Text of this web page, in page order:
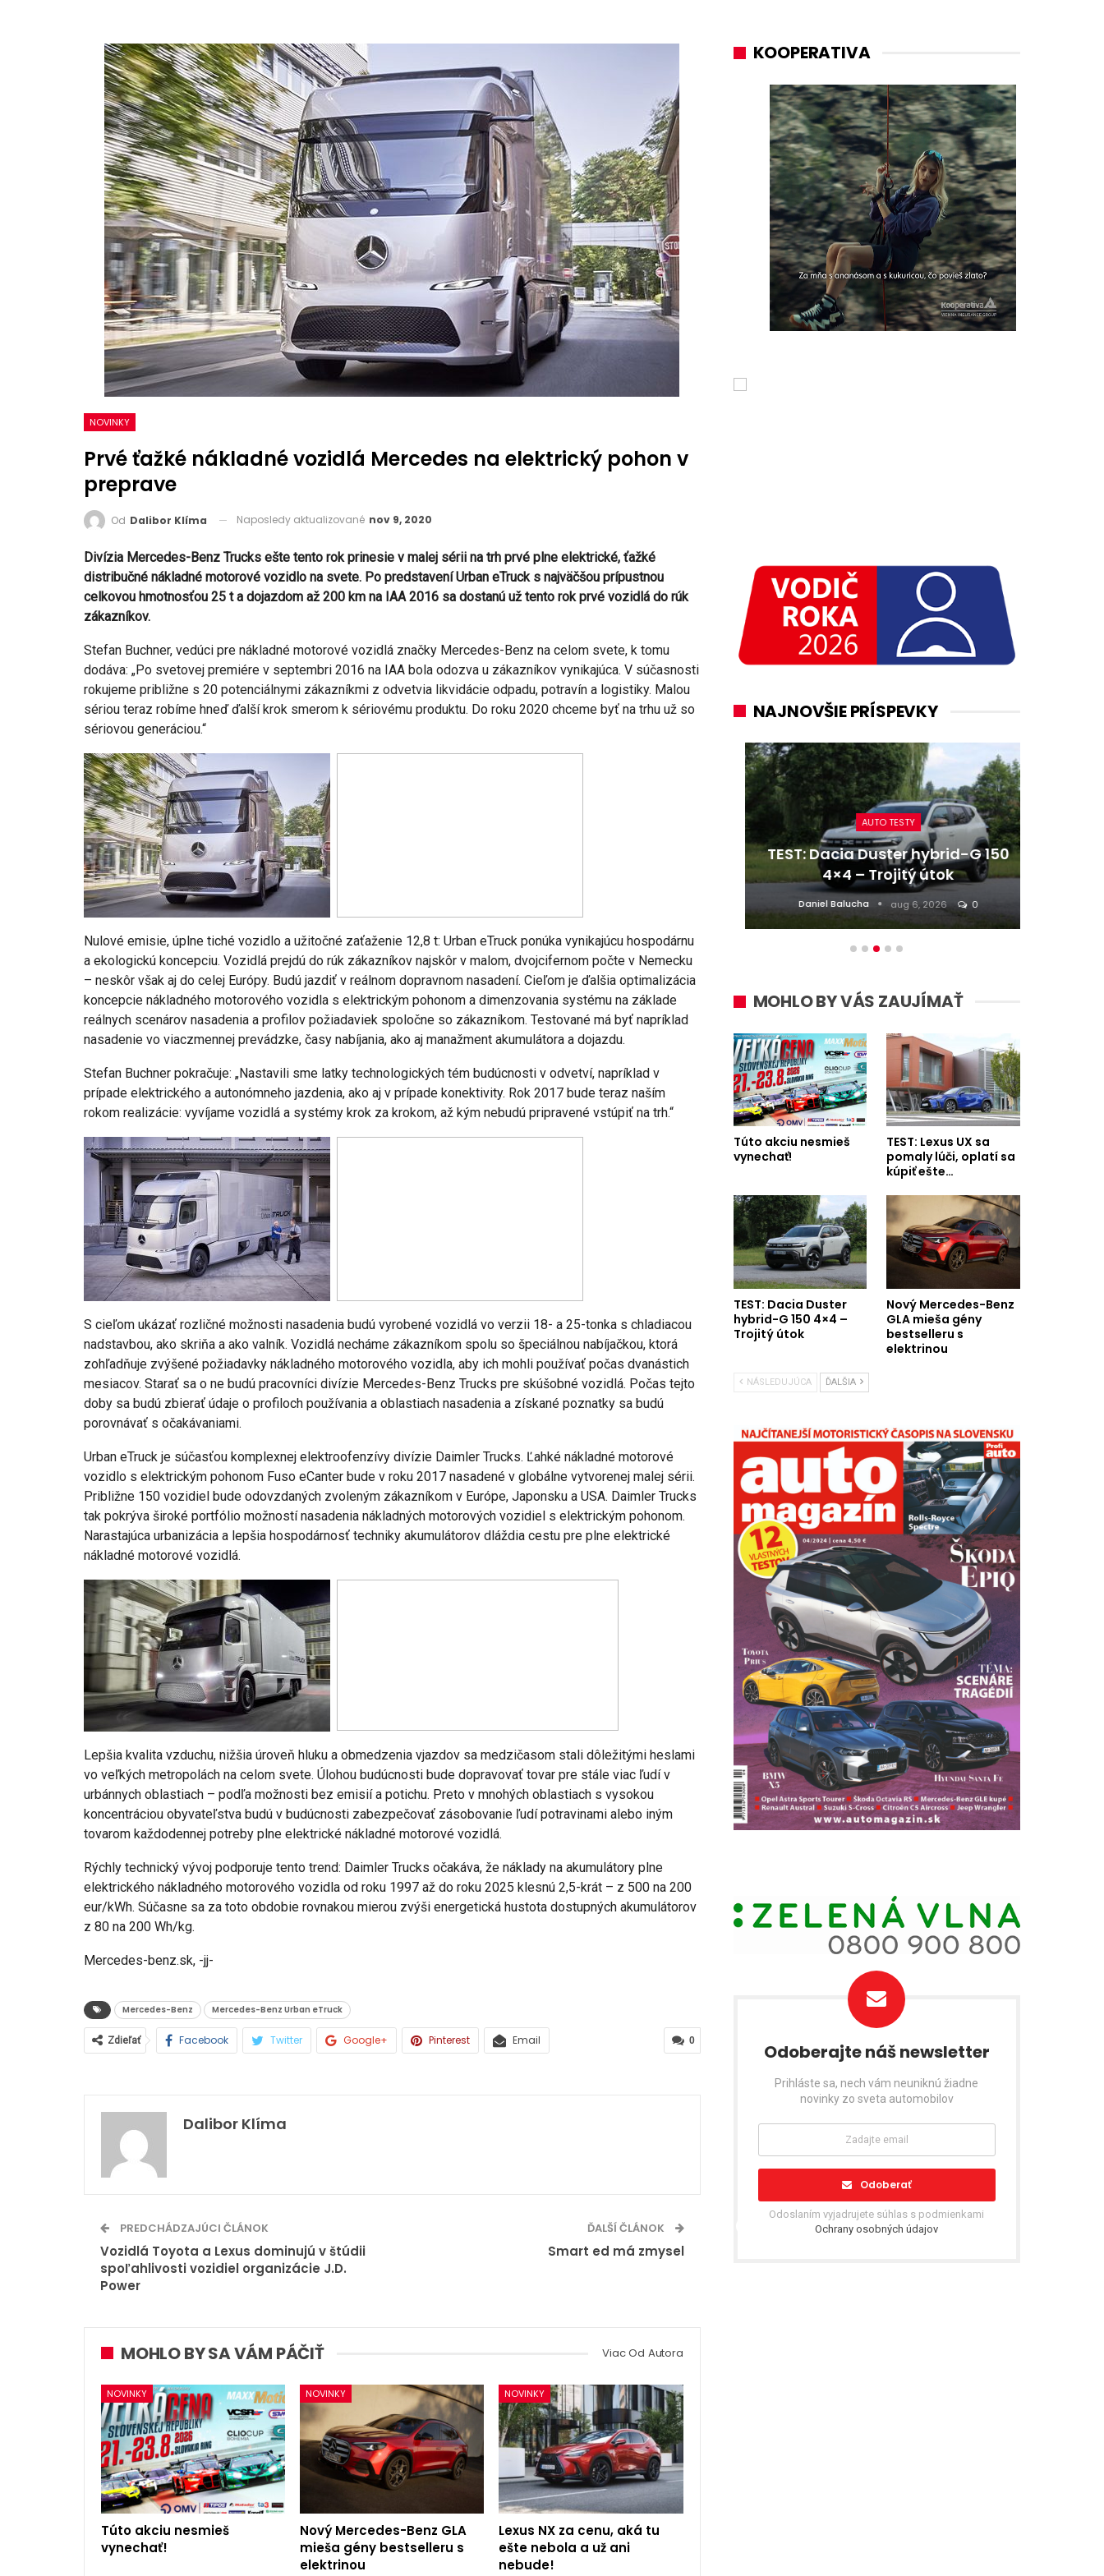
NOVINKY
Prvé ťažké nákladné vozidlá Mercedes na elektrický pohon v
preprave
Od Dalibor Klíma Naposledy aktualizované nov 9, 2020
Divízia Mercedes-Benz Trucks ešte tento rok prinesie v malej sérii na trh prvé plne elektrické, ťažké
distribučné nákladné motorové vozidlo na svete. Po predstavení Urban eTruck s najväčšou prípustnou
celkovou hmotnosťou 25 t a dojazdom až 200 km na IAA 2016 sa dostanú už tento rok prvé vozidlá do rúk
zákazníkov.
Stefan Buchner, vedúci pre nákladné motorové vozidlá značky Mercedes-Benz na celom svete, k tomu
dodáva: „Po svetovej premiére v septembri 2016 na IAA bola odozva u zákazníkov vynikajúca. V súčasnosti
rokujeme približne s 20 potenciálnymi zákazníkmi z odvetvia likvidácie odpadu, potravín a logistiky. Malou
sériou teraz robíme hneď ďalší krok smerom k sériovému produktu. Do roku 2020 chceme byť na trhu už so
sériovou generáciou.“
Nulové emisie, úplne tiché vozidlo a užitočné zaťaženie 12,8 t: Urban eTruck ponúka vynikajúcu hospodárnu
a ekologickú koncepciu. Vozidlá prejdú do rúk zákazníkov najskôr v malom, dvojcifernom počte v Nemecku
– neskôr však aj do celej Európy. Budú jazdiť v reálnom dopravnom nasadení. Cieľom je ďalšia optimalizácia
koncepcie nákladného motorového vozidla s elektrickým pohonom a dimenzovania systému na základe
reálnych scenárov nasadenia a profilov požiadaviek spoločne so zákazníkom. Testované má byť napríklad
nasadenie vo viaczmennej prevádzke, časy nabíjania, ako aj manažment akumulátora a dojazdu.
Stefan Buchner pokračuje: „Nastavili sme latky technologických tém budúcnosti v odvetví, napríklad v
prípade elektrického a autonómneho jazdenia, ako aj v prípade konektivity. Rok 2017 bude teraz naším
rokom realizácie: vyvíjame vozidlá a systémy krok za krokom, až kým nebudú pripravené vstúpiť na trh.“
S cieľom ukázať rozličné možnosti nasadenia budú vyrobené vozidlá vo verzii 18- a 25-tonka s chladiacou
nadstavbou, ako skriňa a ako valník. Vozidlá necháme zákazníkom spolu so špeciálnou nabíjačkou, ktorá
zohľadňuje zvýšené požiadavky nákladného motorového vozidla, aby ich mohli používať počas dvanástich
mesiacov. Starať sa o ne budú pracovníci divízie Mercedes-Benz Trucks pre skúšobné vozidlá. Počas tejto
doby sa budú zbierať údaje o profiloch používania a oblastiach nasadenia a získané poznatky sa budú
porovnávať s očakávaniami.
Urban eTruck je súčasťou komplexnej elektroofenzívy divízie Daimler Trucks. Ľahké nákladné motorové
vozidlo s elektrickým pohonom Fuso eCanter bude v roku 2017 nasadené v globálne vytvorenej malej sérii.
Približne 150 vozidiel bude odovzdaných zvoleným zákazníkom v Európe, Japonsku a USA. Daimler Trucks
tak pokrýva široké portfólio možností nasadenia nákladných motorových vozidiel s elektrickým pohonom.
Narastajúca urbanizácia a lepšia hospodárnosť techniky akumulátorov dláždia cestu pre plne elektrické
nákladné motorové vozidlá.
Lepšia kvalita vzduchu, nižšia úroveň hluku a obmedzenia vjazdov sa medzičasom stali dôležitými heslami
vo veľkých metropolách na celom svete. Úlohou budúcnosti bude dopravovať tovar pre stále viac ľudí v
urbánnych oblastiach – podľa možnosti bez emisií a potichu. Preto v mnohých oblastiach s vysokou
koncentráciou obyvateľstva budú v budúcnosti zabezpečovať zásobovanie ľudí potravinami alebo iným
tovarom každodennej potreby plne elektrické nákladné motorové vozidlá.
Rýchly technický vývoj podporuje tento trend: Daimler Trucks očakáva, že náklady na akumulátory plne
elektrického nákladného motorového vozidla od roku 1997 až do roku 2025 klesnú 2,5-krát – z 500 na 200
eur/kWh. Súčasne sa za toto obdobie rovnakou mierou zvýši energetická hustota dostupných akumulátorov
z 80 na 200 Wh/kg.
Mercedes-benz.sk, -jj-
Mercedes-Benz Mercedes-Benz Urban eTruck
0
Zdieľať Facebook Twitter Google+ Pinterest Email
Dalibor Klíma
PREDCHÁDZAJÚCI ČLÁNOK
Vozidlá Toyota a Lexus dominujú v štúdii
spoľahlivosti vozidiel organizácie J.D.
Power
ĎALŠÍ ČLÁNOK
Smart ed má zmysel
MOHLO BY SA VÁM PÁČIŤ Viac Od Autora
NOVINKY
Túto akciu nesmieš
vynechať!
NOVINKY
Nový Mercedes-Benz GLA
mieša gény bestselleru s
elektrinou
NOVINKY
Lexus NX za cenu, aká tu
ešte nebola a už ani
nebude!
KOOPERATIVA
NAJNOVŠIE PRÍSPEVKY
NOVINKY
Túto akciu nesmieš vynechať!
Majo Bona aug 7, 2026
AUTO TESTY
TEST: Dacia Duster hybrid-G 150
4×4 – Trojitý útok
Daniel Balucha aug 6, 2026 0
MOHLO BY VÁS ZAUJÍMAŤ
Túto akciu nesmieš
vynechať!
TEST: Lexus UX sa
pomaly lúči, oplatí sa
kúpiť ešte…
TEST: Dacia Duster
hybrid-G 150 4×4 –
Trojitý útok
Nový Mercedes-Benz
GLA mieša gény
bestselleru s
elektrinou
NÁSLEDUJÚCA ĎALŠIA
Odoberajte náš newsletter
Prihláste sa, nech vám neuniknú žiadne
novinky zo sveta automobilov
Odoberať
Odoslaním vyjadrujete súhlas s podmienkami
Ochrany osobných údajov